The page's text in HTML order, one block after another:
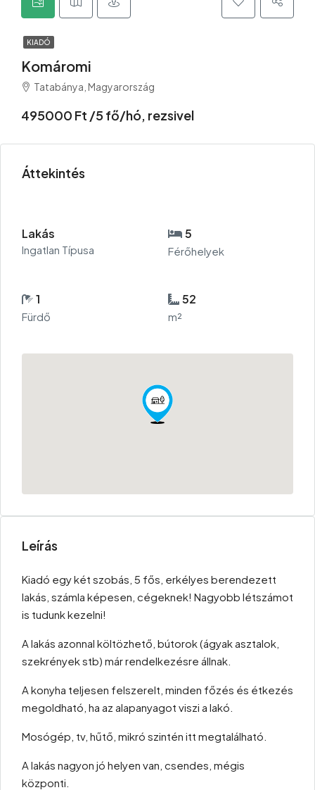
KIADÓ
Komáromi
Tatabánya, Magyarország
495000 Ft /5 fő/hó, rezsivel
Áttekintés
Lakás
Ingatlan Típusa
5
Férőhelyek
1
Fürdő
52
m²
Leírás
Kiadó egy két szobás, 5 fős, erkélyes berendezett
lakás, számla képesen, cégeknek! Nagyobb létszámot
is tudunk kezelni!
A lakás azonnal költözhető, bútorok (ágyak asztalok,
szekrények stb) már rendelkezésre állnak.
A konyha teljesen felszerelt, minden főzés és étkezés
megoldható, ha az alapanyagot viszi a lakó.
Mosógép, tv, hűtő, mikró szintén itt megtalálható.
A lakás nagyon jó helyen van, csendes, mégis
központi.